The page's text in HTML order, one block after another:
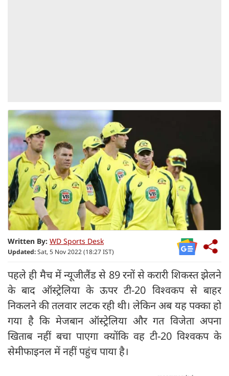
Written By: WD Sports Desk
Updated:Sat, 5 Nov 2022 (18:27 IST)
पहले ही मैच में न्यूजीलैंड से 89 रनों से करारी शिकस्त झेलने
के बाद ऑस्ट्रेलिया के ऊपर टी-20 विश्वकप से बाहर
निकलने की तलवार लटक रही थी। लेकिन अब यह पक्का हो
गया है कि मेजबान ऑस्ट्रेलिया और गत विजेता अपना
खिताब नहीं बचा पाएगा क्योंकि वह टी-20 विश्वकप के
सेमीफाइनल में नहीं पहुंच पाया है।